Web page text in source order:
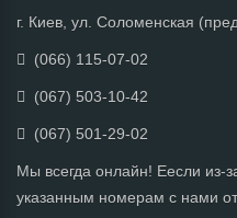
г. Киев, ул. Соломенская
(066) 115-07-02
(067) 503-10-42
(067) 501-29-02
Мы всегда онлайн! Еесли из-
указанным номерам с нами